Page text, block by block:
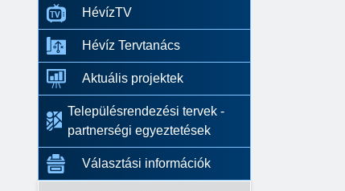
HévízTV
Hévíz Tervtanács
Aktuális projektek
Településrendezési tervek -
partnerségi egyeztetések
Választási információk